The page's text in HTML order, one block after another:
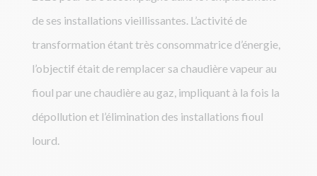
de ses installations vieillissantes. L’activité de
transformation étant très consommatrice d’énergie,
l’objectif était de remplacer sa chaudière vapeur au
fioul par une chaudière au gaz, impliquant à la fois la
dépollution et l’élimination des installations fioul
lourd.